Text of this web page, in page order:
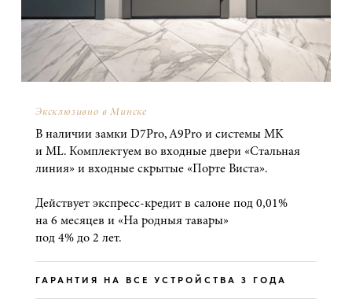
Эксклюзивно в Минске
В наличии замки D7Pro, A9Pro и системы MK
и ML. Комплектуем во входные двери «Стальная
линия» и входные скрытые «Порте Виста».
Действует экспресс-кредит в салоне под 0,01%
на 6 месяцев и «На родныя тавары»
под 4% до 2 лет.
ГАРАНТИЯ НА ВСЕ УСТРОЙСТВА 3 ГОДА